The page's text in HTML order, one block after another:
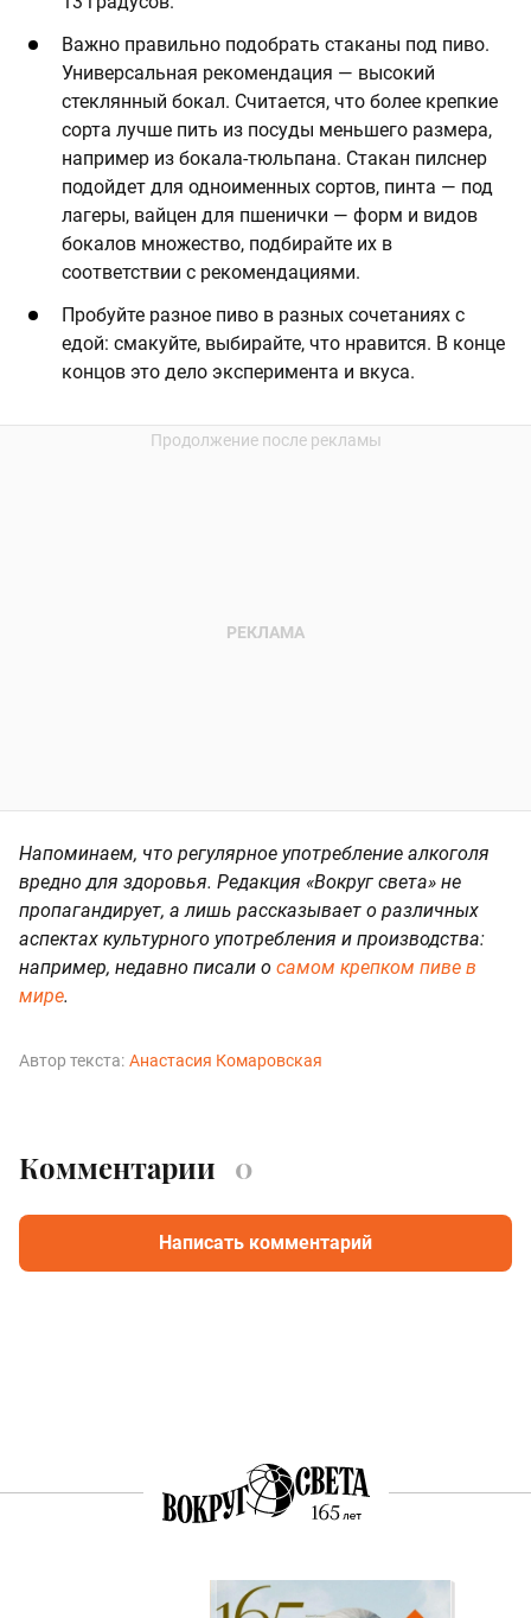
Важно правильно подобрать стаканы под пиво.
Универсальная рекомендация — высокий
стеклянный бокал. Считается, что более крепкие
сорта лучше пить из посуды меньшего размера,
например из бокала-тюльпана. Стакан пилснер
подойдет для одноименных сортов, пинта — под
лагеры, вайцен для пшенички — форм и видов
бокалов множество, подбирайте их в
соответствии с рекомендациями.
Пробуйте разное пиво в разных сочетаниях с
едой: смакуйте, выбирайте, что нравится. В конце
концов это дело эксперимента и вкуса.
Напоминаем, что регулярное употребление алкоголя
вредно для здоровья. Редакция «Вокруг света» не
пропагандирует, а лишь рассказывает о различных
аспектах культурного употребления и производства:
например, недавно писали о самом крепком пиве в
мире.
Автор текста: Анастасия Комаровская
Комментарии 0
Написать комментарий